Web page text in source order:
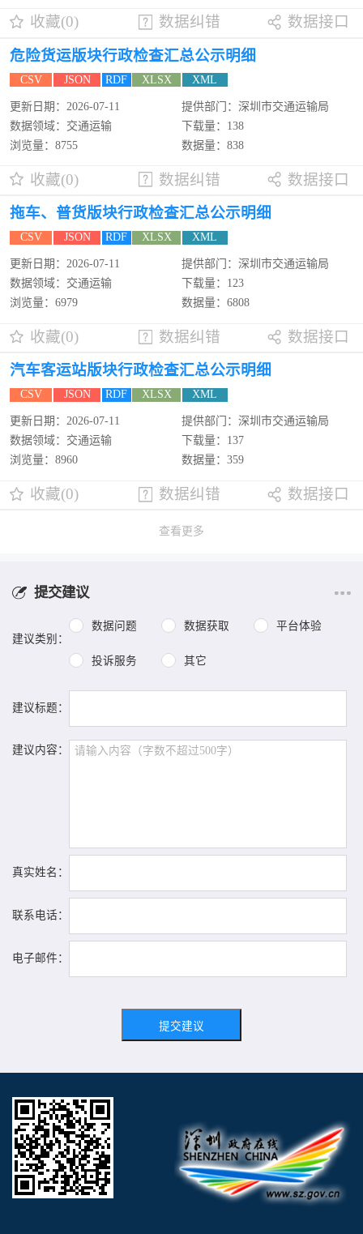
收藏(0) 数据纠错
数据接口
危险货运版块行政检查汇总公示明细
CSV JSON RDF XLSX XML
更新日期：2026-07-11
提供部门：深圳市交通运输局
数据领域：交通运输
下载量：138
浏览量：8755
数据量：838
收藏(0) 数据纠错
数据接口
拖车、普货版块行政检查汇总公示明细
CSV JSON RDF XLSX XML
更新日期：2026-07-11
提供部门：深圳市交通运输局
数据领域：交通运输
下载量：123
浏览量：6979
数据量：6808
收藏(0) 数据纠错
数据接口
汽车客运站版块行政检查汇总公示明细
CSV JSON RDF XLSX XML
更新日期：2026-07-11
提供部门：深圳市交通运输局
数据领域：交通运输
下载量：137
浏览量：8960
数据量：359
收藏(0) 数据纠错 数据接口
查看更多
提交建议
建议类别：
数据问题 数据获取 平台体验
投诉服务 其它
建议标题：
建议内容：
真实姓名：
联系电话：
电子邮件：
提交建议